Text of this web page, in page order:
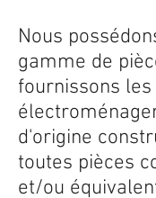
Nous
gamme de
fournissons les
d'origine
toutes pièces
et/ou